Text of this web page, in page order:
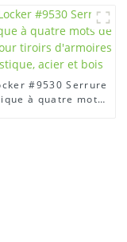
#9530 Serrure
à quatre mots